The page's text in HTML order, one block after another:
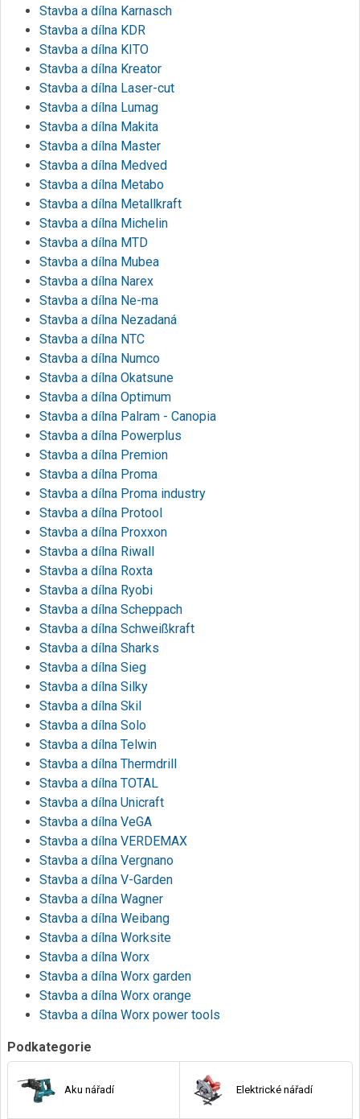
Stavba a dílna Karnasch
Stavba a dílna KDR
Stavba a dílna KITO
Stavba a dílna Kreator
Stavba a dílna Laser-cut
Stavba a dílna Lumag
Stavba a dílna Makita
Stavba a dílna Master
Stavba a dílna Medved
Stavba a dílna Metabo
Stavba a dílna Metallkraft
Stavba a dílna Michelin
Stavba a dílna MTD
Stavba a dílna Mubea
Stavba a dílna Narex
Stavba a dílna Ne-ma
Stavba a dílna Nezadaná
Stavba a dílna NTC
Stavba a dílna Numco
Stavba a dílna Okatsune
Stavba a dílna Optimum
Stavba a dílna Palram - Canopia
Stavba a dílna Powerplus
Stavba a dílna Premion
Stavba a dílna Proma
Stavba a dílna Proma industry
Stavba a dílna Protool
Stavba a dílna Proxxon
Stavba a dílna Riwall
Stavba a dílna Roxta
Stavba a dílna Ryobi
Stavba a dílna Scheppach
Stavba a dílna Schweißkraft
Stavba a dílna Sharks
Stavba a dílna Sieg
Stavba a dílna Silky
Stavba a dílna Skil
Stavba a dílna Solo
Stavba a dílna Telwin
Stavba a dílna Thermdrill
Stavba a dílna TOTAL
Stavba a dílna Unicraft
Stavba a dílna VeGA
Stavba a dílna VERDEMAX
Stavba a dílna Vergnano
Stavba a dílna V-Garden
Stavba a dílna Wagner
Stavba a dílna Weibang
Stavba a dílna Worksite
Stavba a dílna Worx
Stavba a dílna Worx garden
Stavba a dílna Worx orange
Stavba a dílna Worx power tools
Podkategorie
Aku nářadí Elektrické nářadí